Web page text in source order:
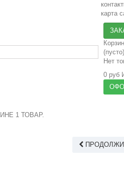
карта
(пусто)
Нет
0 руб
1 ТОВАР.